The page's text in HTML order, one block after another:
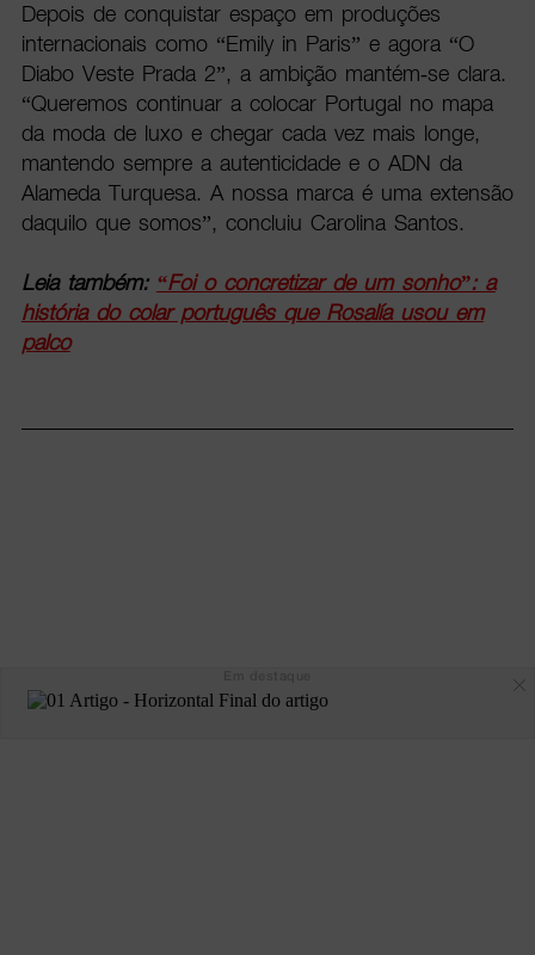
Depois de conquistar espaço em produções
internacionais como “Emily in Paris” e agora “O
Diabo Veste Prada 2”, a ambição mantém-se clara.
“Queremos continuar a colocar Portugal no mapa
da moda de luxo e chegar cada vez mais longe,
mantendo sempre a autenticidade e o ADN da
Alameda Turquesa. A nossa marca é uma extensão
daquilo que somos”, concluiu Carolina Santos.
Leia também: “Foi o concretizar de um sonho”: a
história do colar português que Rosalía usou em
palco